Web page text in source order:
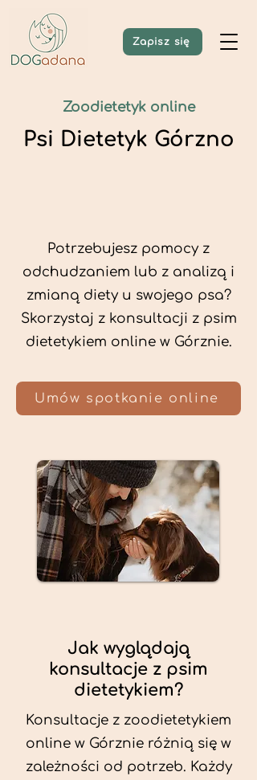
Zapisz się
Zoodietetyk online
Psi Dietetyk Górzno
Potrzebujesz pomocy z
odchudzaniem lub z analizą i
zmianą diety u swojego psa?
Skorzystaj z konsultacji z psim
dietetykiem online w Górznie.
Umów spotkanie online
Jak wyglądają
konsultacje z psim
dietetykiem?
Konsultacje z zoodietetykiem
online w Górznie różnią się w
zależności od potrzeb. Każdy